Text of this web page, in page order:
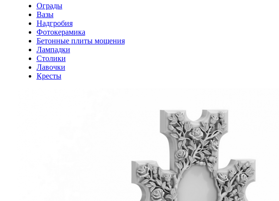
Ограды
Вазы
Надгробия
Фотокерамика
Бетонные плиты мощения
Лампадки
Столики
Лавочки
Кресты